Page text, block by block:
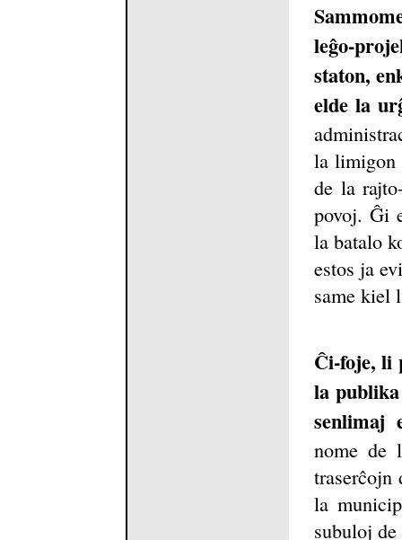
leĝo-
staton,
elde la
la limigon
de la
povoj. Ĝi
la batalo
estos ja
same kiel
Ĉi-foje, li
la
senlimaj
nome de
la
subuloj